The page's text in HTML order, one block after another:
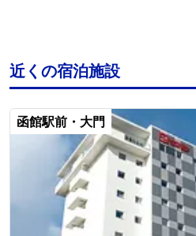
近くの宿泊施設
函館駅前・大門